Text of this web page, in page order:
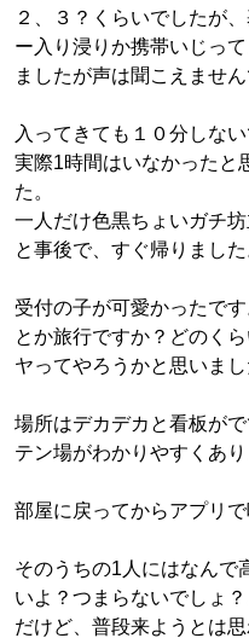
２、３？くらいでしたが
ー入り浸りか携帯いじっ
ましたが声は聞こえません
入ってきても１０分しな
実際1時間はいなかったと
た。
一人だけ色黒ちょいガチ
と事後で、すぐ帰りました
受付の子が可愛かったで
とか旅行ですか？どのく
ヤってやろうかと思いまし
場所はデカデカと看板が
テン場がわかりやすくあり
部屋に戻ってからアプリ
そのうちの1人にはなんで
いよ？つまらないでしょ
だけど、普段来ようとは